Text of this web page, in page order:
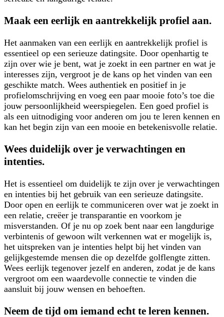
Maak een eerlijk en aantrekkelijk profiel aan.
Het aanmaken van een eerlijk en aantrekkelijk profiel is
essentieel op een serieuze datingsite. Door openhartig te
zijn over wie je bent, wat je zoekt in een partner en wat je
interesses zijn, vergroot je de kans op het vinden van een
geschikte match. Wees authentiek en positief in je
profielomschrijving en voeg een paar mooie foto’s toe die
jouw persoonlijkheid weerspiegelen. Een goed profiel is
als een uitnodiging voor anderen om jou te leren kennen en
kan het begin zijn van een mooie en betekenisvolle relatie.
Wees duidelijk over je verwachtingen en
intenties.
Het is essentieel om duidelijk te zijn over je verwachtingen
en intenties bij het gebruik van een serieuze datingsite.
Door open en eerlijk te communiceren over wat je zoekt in
een relatie, creëer je transparantie en voorkom je
misverstanden. Of je nu op zoek bent naar een langdurige
verbintenis of gewoon wilt verkennen wat er mogelijk is,
het uitspreken van je intenties helpt bij het vinden van
gelijkgestemde mensen die op dezelfde golflengte zitten.
Wees eerlijk tegenover jezelf en anderen, zodat je de kans
vergroot om een waardevolle connectie te vinden die
aansluit bij jouw wensen en behoeften.
Neem de tijd om iemand echt te leren kennen.